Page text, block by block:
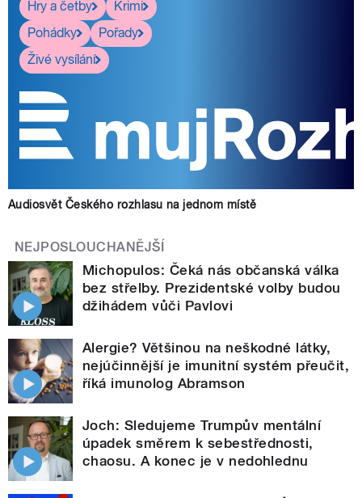
Hry a četby
Krimi
Pohádky
Pořady
Živé vysílání
Audiosvět Českého rozhlasu na jednom místě
NEJPOSLOUCHANĚJŠÍ
Michopulos: Čeká nás občanská válka
bez střelby. Prezidentské volby budou
džihádem vůči Pavlovi
Alergie? Většinou na neškodné látky,
nejúčinnější je imunitní systém přeučit,
říká imunolog Abramson
Joch: Sledujeme Trumpův mentální
úpadek směrem k sebestřednosti,
chaosu. A konec je v nedohlednu